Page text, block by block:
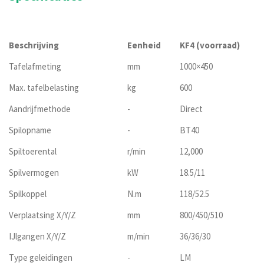
Beschrijving Eenheid
KF4 (voorraad)
Tafelafmeting
mm
1000×450
Max. tafelbelasting
kg
600
Aandrijfmethode
-
Direct
Spilopname
-
BT40
Spiltoerental
r/min
12,000
Spilvermogen
kW
18.5/11
Spilkoppel
N.m
118/52.5
Verplaatsing X/Y/Z
mm
800/450/510
IJlgangen X/Y/Z
m/min
36/36/30
Type geleidingen
-
LM